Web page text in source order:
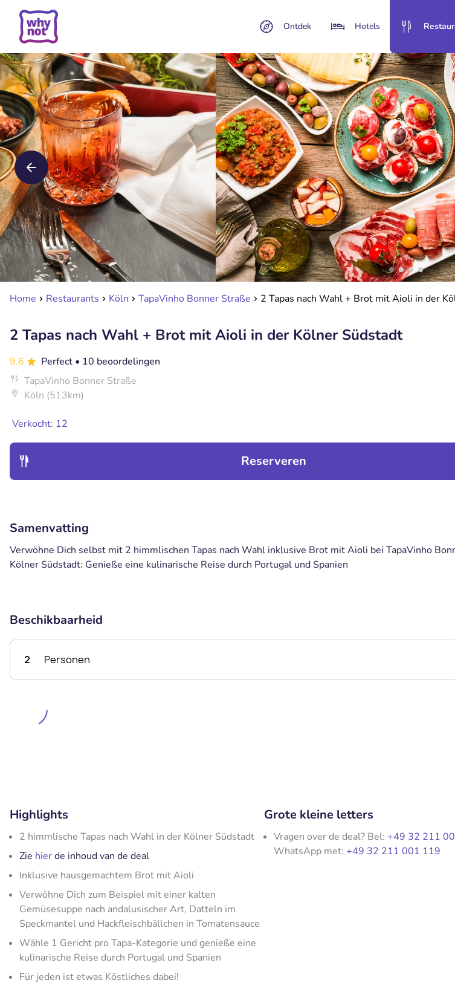
Ontdek Hotels
Home Restaurants Köln TapaVinho Bonner Straße 2 Tapas nach Wahl + Brot mit Aioli in der
2 Tapas nach Wahl + Brot mit Aioli in der Kölner Südstadt
9.6 Perfect • 10 beoordelingen
TapaVinho Bonner Straße
Köln (513km)
Verkocht: 12
Reserveren
Samenvatting
Verwöhne Dich selbst mit 2 himmlischen Tapas nach Wahl inklusive Brot mit Aioli bei TapaVinho
Kölner Südstadt: Genieße eine kulinarische Reise durch Portugal und Spanien
Beschikbaarheid
2 Personen
Highlights
2 himmlische Tapas nach Wahl in der Kölner Südstadt
Zie hierde inhoud van de deal
Inklusive hausgemachtem Brot mit Aioli
Verwöhne Dich zum Beispiel mit einer kalten
Gemüsesuppe nach andalusischer Art, Datteln im
Speckmantel und Hackfleischbällchen in Tomatensauce
Wähle 1 Gericht pro Tapa-Kategorie und genieße eine
kulinarische Reise durch Portugal und Spanien
Für jeden ist etwas Köstliches dabei!
Grote kleine letters
Vragen over de deal? Bel: +49 32 211
WhatsApp met: +49 32 211 001 119